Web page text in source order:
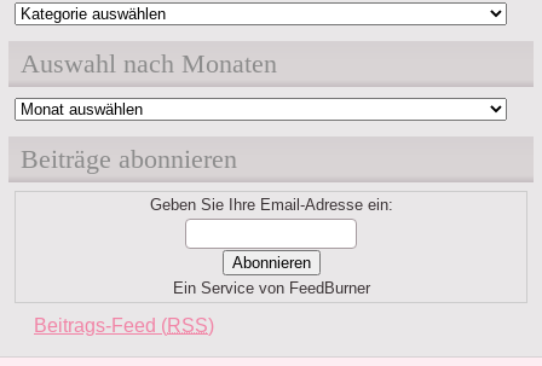
Suchen
Kategorien
Auswahl nach Monaten
Auswahl
Monaten
Beiträge abonnieren
Geben Sie Ihre Email-Adresse ein:
Ein Service von FeedBurner
Beitrags-Feed (RSS)